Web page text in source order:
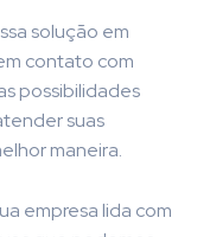
solução em
contato com
possibilidades
suas
maneira.
empresa lida com